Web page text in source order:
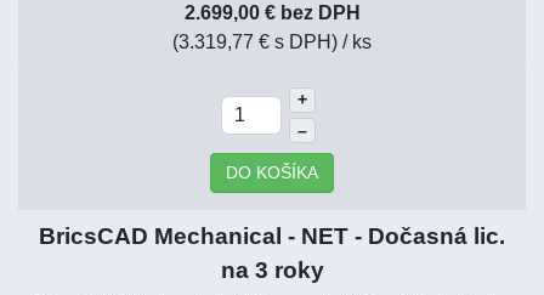
2.699,00 € bez DPH
(3.319,77 € s DPH) / ks
+
–
DO KOŠÍKA
BricsCAD Mechanical - NET - Dočasná lic.
na 3 roky